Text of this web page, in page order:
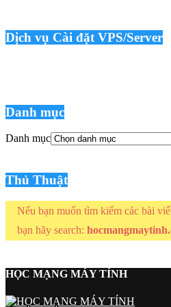
Dịch vụ Cài đặt VPS/Server
Danh mục
Danh mục
Thủ Thuật
Nếu bạn muốn tìm kiếm các bài
bạn hãy search:
HỌC MẠNG MÁY TÍNH